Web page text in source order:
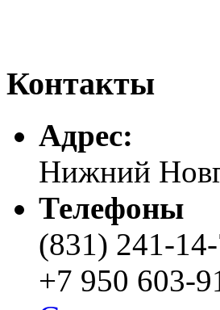
Контакты
Адреc:
Нижний
Телефоны
(831) 241-
+7 950 603-